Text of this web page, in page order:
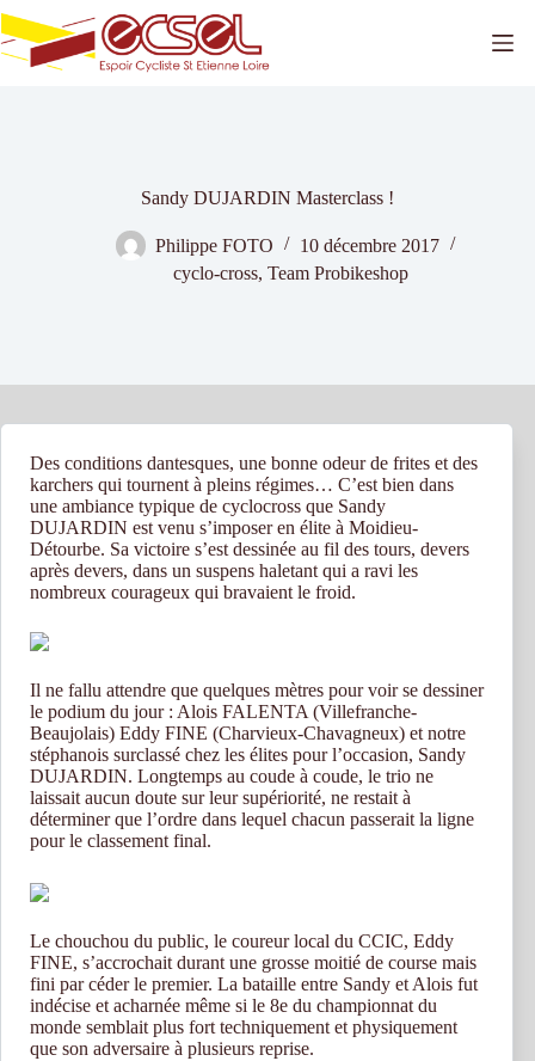
Passer
au
contenu
Sandy DUJARDIN Masterclass !
Philippe FOTO
10 décembre 2017
cyclo-cross,Team Probikeshop
Des conditions dantesques, une bonne odeur de frites et des
karchers qui tournent à pleins régimes… C’est bien dans
une ambiance typique de cyclocross que Sandy
DUJARDIN est venu s’imposer en élite à Moidieu-
Détourbe. Sa victoire s’est dessinée au fil des tours, devers
après devers, dans un suspens haletant qui a ravi les
nombreux courageux qui bravaient le froid.
Il ne fallu attendre que quelques mètres pour voir se dessiner
le podium du jour : Alois FALENTA (Villefranche-
Beaujolais) Eddy FINE (Charvieux-Chavagneux) et notre
stéphanois surclassé chez les élites pour l’occasion, Sandy
DUJARDIN. Longtemps au coude à coude, le trio ne
laissait aucun doute sur leur supériorité, ne restait à
déterminer que l’ordre dans lequel chacun passerait la ligne
pour le classement final.
Le chouchou du public, le coureur local du CCIC, Eddy
FINE, s’accrochait durant une grosse moitié de course mais
fini par céder le premier. La bataille entre Sandy et Alois fut
indécise et acharnée même si le 8e du championnat du
monde semblait plus fort techniquement et physiquement
que son adversaire à plusieurs reprise.